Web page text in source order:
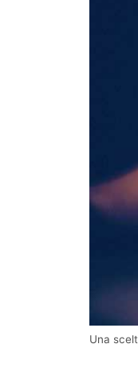
Una